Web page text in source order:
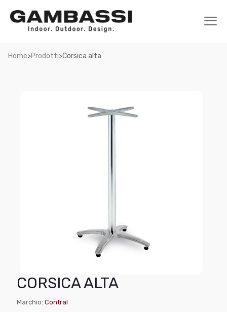
Home>Prodotti>Corsica alta
CORSICA ALTA
Marchio: Contral